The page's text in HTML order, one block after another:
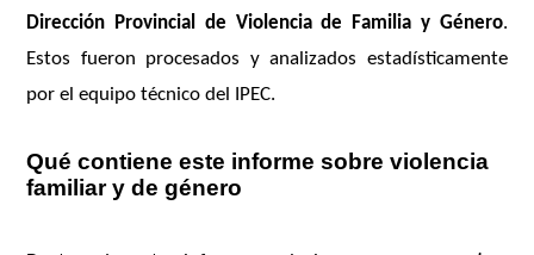
Dirección Provincial de Violencia de Familia y Género.
Estos fueron procesados y analizados estadísticamente
por el equipo técnico del IPEC.
Qué contiene este informe sobre violencia
familiar y de género